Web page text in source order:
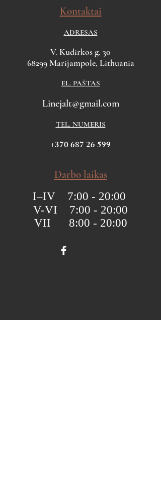
Kontaktai
ADRESAS
V. Kudirkos g. 30
68299 Marijampole, Lithuania
EL. PAŠTAS
Linejalt@gmail.com
TEL. NUMERIS
+370 687 26 599
Darbo laikas
I–IV 7:00 - 20:00
V-VI 7:00 - 20:00
VII 8:00 - 20:00